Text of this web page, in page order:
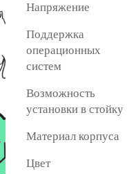
Напряжение
Поддержка
операционных
систем
Возможность
установки в стойку
Материал корпуса
Цвет